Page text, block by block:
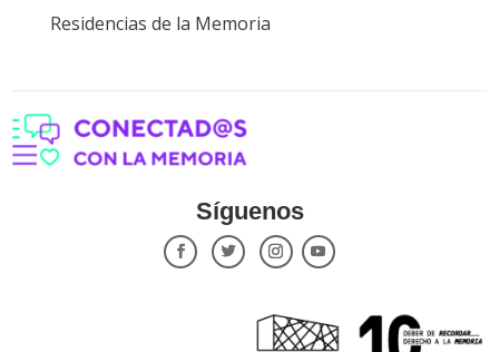
Residencias de la Memoria
Síguenos